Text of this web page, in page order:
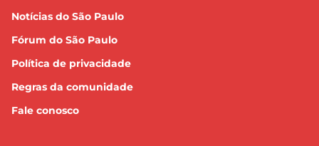
Notícias do São Paulo
Fórum do São Paulo
Política de privacidade
Regras da comunidade
Fale conosco